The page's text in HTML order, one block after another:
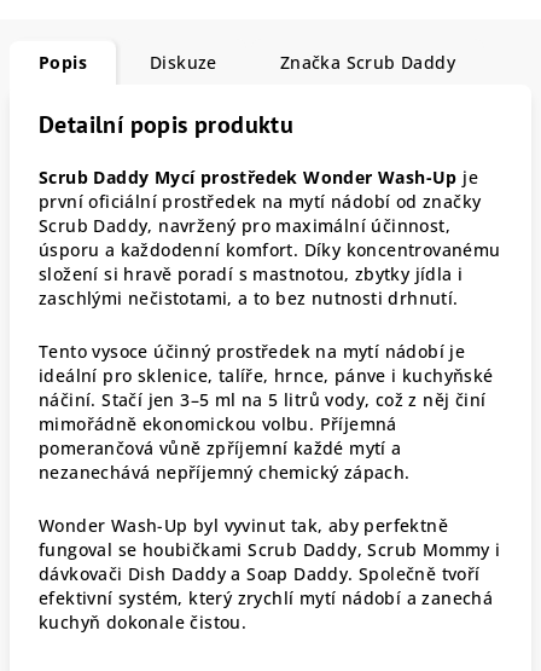
Popis Diskuze Značka Scrub Daddy
Detailní popis produktu
Scrub Daddy Mycí prostředek Wonder Wash-Up je
první oficiální prostředek na mytí nádobí od značky
Scrub Daddy, navržený pro maximální účinnost,
úsporu a každodenní komfort. Díky koncentrovanému
složení si hravě poradí s mastnotou, zbytky jídla i
zaschlými nečistotami, a to bez nutnosti drhnutí.
Tento vysoce účinný prostředek na mytí nádobí je
ideální pro sklenice, talíře, hrnce, pánve i kuchyňské
náčiní. Stačí jen 3–5 ml na 5 litrů vody, což z něj činí
mimořádně ekonomickou volbu. Příjemná
pomerančová vůně zpříjemní každé mytí a
nezanechává nepříjemný chemický zápach.
Wonder Wash-Up byl vyvinut tak, aby perfektně
fungoval se houbičkami Scrub Daddy, Scrub Mommy i
dávkovači Dish Daddy a Soap Daddy. Společně tvoří
efektivní systém, který zrychlí mytí nádobí a zanechá
kuchyň dokonale čistou.